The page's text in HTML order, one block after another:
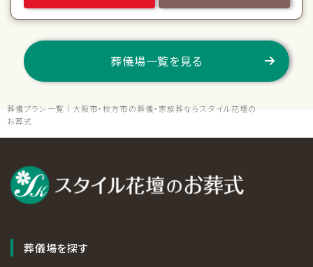
葬儀プラン一覧｜大阪市・枚方市の葬儀・家族葬ならスタイル花壇の
お葬式
葬儀場一覧を見る
葬儀場を探す